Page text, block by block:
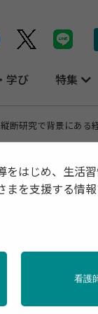
学び 特集
断研究で背景にある
背景にある
はじめ、生活習
まを支援する情
看護